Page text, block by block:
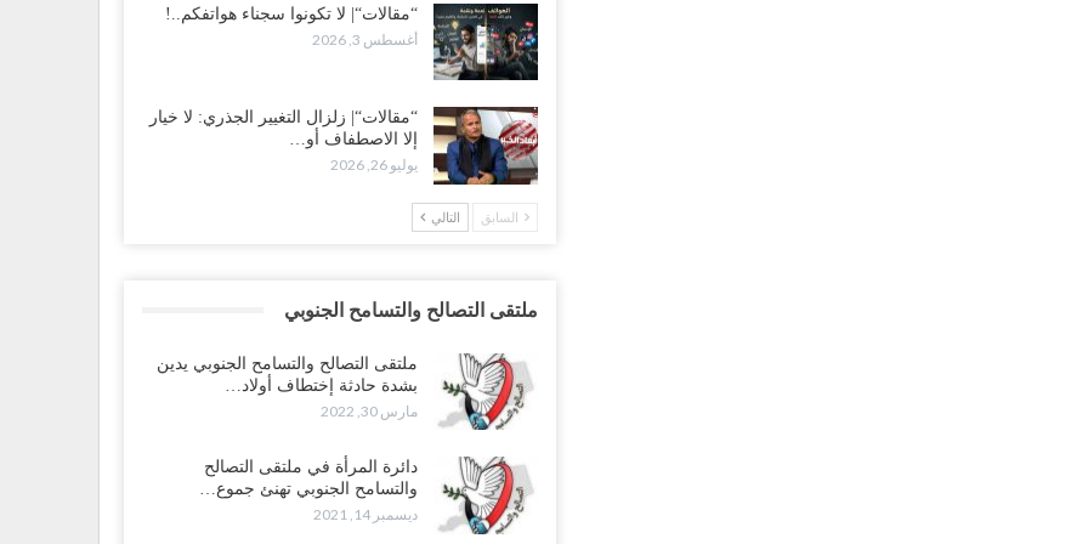
“مقالات“| لا تكونوا سجناء هواتفكم..!
أغسطس 3, 2026
“مقالات“| زلزال التغيير الجذري: لا خيار
إلا الاصطفاف أو…
يوليو 26, 2026
السابق التالي
ملتقى التصالح والتسامح الجنوبي
ملتقى التصالح والتسامح الجنوبي يدين
بشدة حادثة إختطاف أولاد…
مارس 30, 2022
دائرة المرأة في ملتقى التصالح
والتسامح الجنوبي تهنئ جموع…
ديسمبر 14, 2021